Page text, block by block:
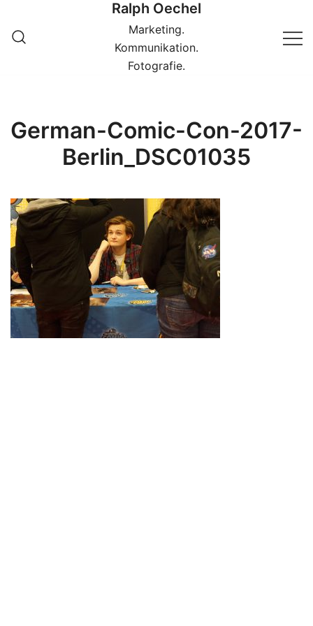
zum
Inhalt
Ralph Oechel
Marketing.
Kommunikation.
Fotografie.
German-Comic-Con-2017-
Berlin_DSC01035